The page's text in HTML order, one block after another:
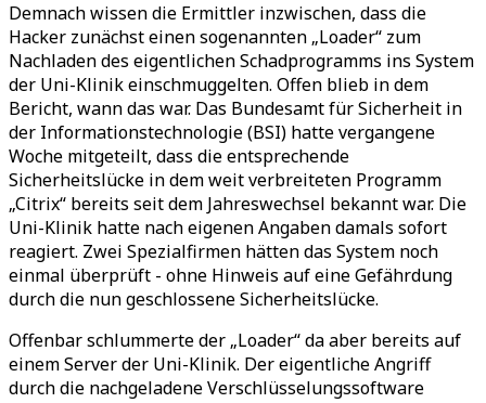
Demnach wissen die Ermittler inzwischen, dass die
Hacker zunächst einen sogenannten „Loader“ zum
Nachladen des eigentlichen Schadprogramms ins System
der Uni-Klinik einschmuggelten. Offen blieb in dem
Bericht, wann das war. Das Bundesamt für Sicherheit in
der Informationstechnologie (BSI) hatte vergangene
Woche mitgeteilt, dass die entsprechende
Sicherheitslücke in dem weit verbreiteten Programm
„Citrix“ bereits seit dem Jahreswechsel bekannt war. Die
Uni-Klinik hatte nach eigenen Angaben damals sofort
reagiert. Zwei Spezialfirmen hätten das System noch
einmal überprüft - ohne Hinweis auf eine Gefährdung
durch die nun geschlossene Sicherheitslücke.
Offenbar schlummerte der „Loader“ da aber bereits auf
einem Server der Uni-Klinik. Der eigentliche Angriff
durch die nachgeladene Verschlüsselungssoftware